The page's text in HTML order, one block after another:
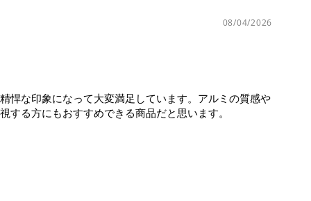
08/04/2026
悍な印象になって大変満足しています。アルミの質感や
る方にもおすすめできる商品だと思います。